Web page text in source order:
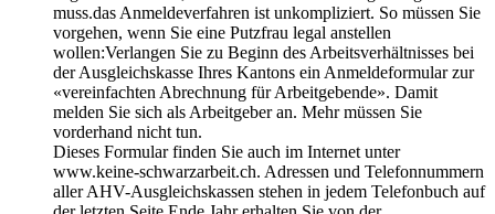
muss.das Anmeldeverfahren ist unkompliziert. So müssen Sie
vorgehen, wenn Sie eine Putzfrau legal anstellen
wollen:Verlangen Sie zu Beginn des Arbeitsverhältnisses bei
der Ausgleichskasse Ihres Kantons ein Anmeldeformular zur
«vereinfachten Abrechnung für Arbeitgebende». Damit
melden Sie sich als Arbeitgeber an. Mehr müssen Sie
vorderhand nicht tun.
Dieses Formular finden Sie auch im Internet unter
www.keine-schwarzarbeit.ch. Adressen und Telefonnummern
aller AHV-Ausgleichskassen stehen in jedem Telefonbuch auf